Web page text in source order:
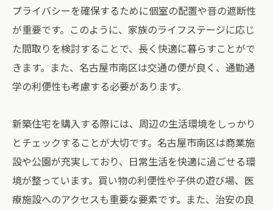
プライバシーを確保するために個室の配置や音の遮断性
が重要です。このように、家族のライフステージに応じ
た間取りを検討することで、長く快適に暮らすことがで
きます。また、名古屋市南区は交通の便が良く、通勤通
学の利便性も考慮する必要があります。
新築住宅を購入する際には、周辺の生活環境をしっかり
とチェックすることが大切です。名古屋市南区は商業施
設や公園が充実しており、日常生活を快適に過ごせる環
境が整っています。買い物の利便性や子供の遊び場、医
療施設へのアクセスも重要な要素です。また、治安の良